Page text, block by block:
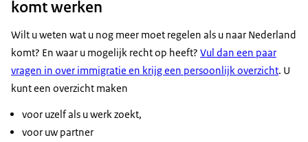
komt werken
Wilt u weten wat u nog meer moet regelen als u naar Nederland
komt? En waar u mogelijk recht op heeft? Vul dan een paar
vragen in over immigratie en krijg een persoonlijk overzicht. U
kunt een overzicht maken
voor uzelf als u werk zoekt,
voor uw partner